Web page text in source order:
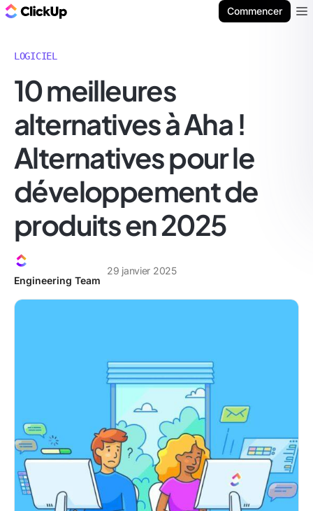
Commencer
LOGICIEL
10 meilleures
alternatives à Aha !
Alternatives pour le
développement de
produits en 2025
Engineering Team
29 janvier 2025